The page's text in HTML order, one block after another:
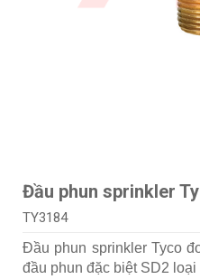
Đầu phun sprinkler
TY3184
Đầu phun sprinkler Tyco
đầu phun đặc biệt SD2